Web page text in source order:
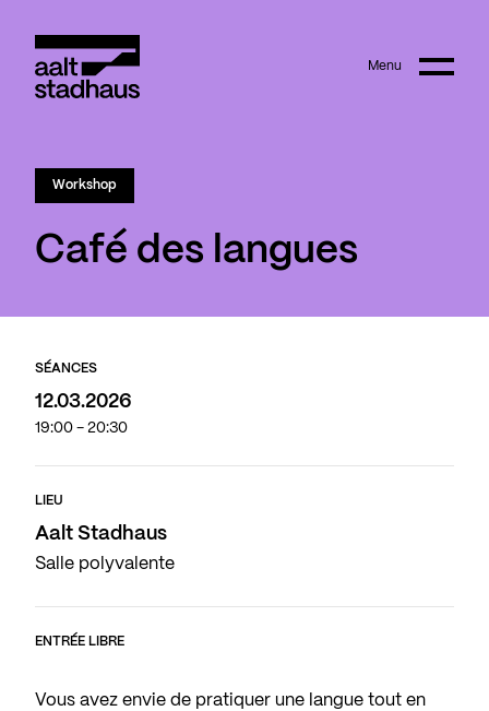
Main content Menu
Workshop
Café des langues
SÉANCES
12.03.2026
19:00 - 20:30
LIEU
Aalt Stadhaus
Salle polyvalente
ENTRÉE LIBRE
Vous avez envie de pratiquer une langue tout en